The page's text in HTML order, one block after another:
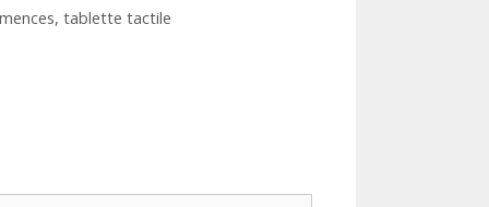
, tablette tactile